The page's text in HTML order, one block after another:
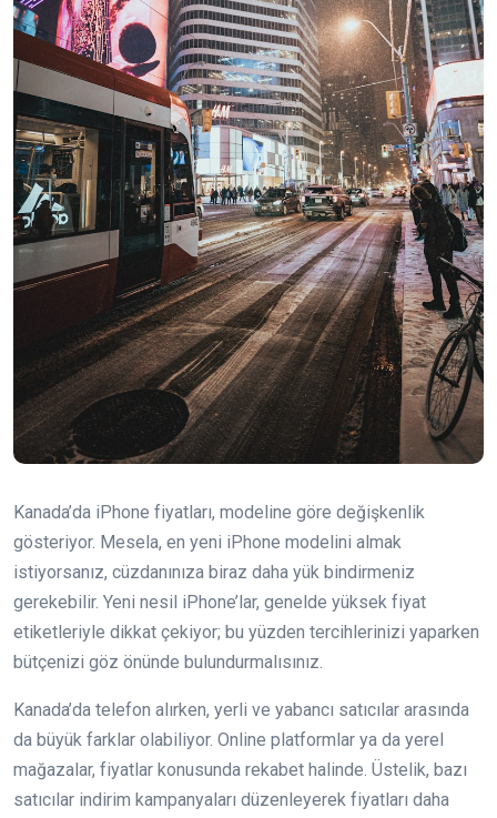
Kanada’da iPhone fiyatları, modeline göre değişkenlik
gösteriyor. Mesela, en yeni iPhone modelini almak
istiyorsanız, cüzdanınıza biraz daha yük bindirmeniz
gerekebilir. Yeni nesil iPhone’lar, genelde yüksek fiyat
etiketleriyle dikkat çekiyor; bu yüzden tercihlerinizi yaparken
bütçenizi göz önünde bulundurmalısınız.
Kanada’da telefon alırken, yerli ve yabancı satıcılar arasında
da büyük farklar olabiliyor. Online platformlar ya da yerel
mağazalar, fiyatlar konusunda rekabet halinde. Üstelik, bazı
satıcılar indirim kampanyaları düzenleyerek fiyatları daha